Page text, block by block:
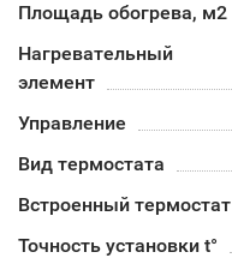
Площадь обогрева, м2
Нагревательный
элемент
Управление
Вид термостата
Встроенный термостат
Точность установки t°